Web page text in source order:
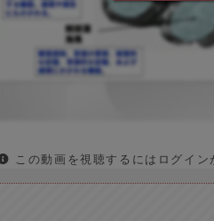
この動画を視聴するにはログイン